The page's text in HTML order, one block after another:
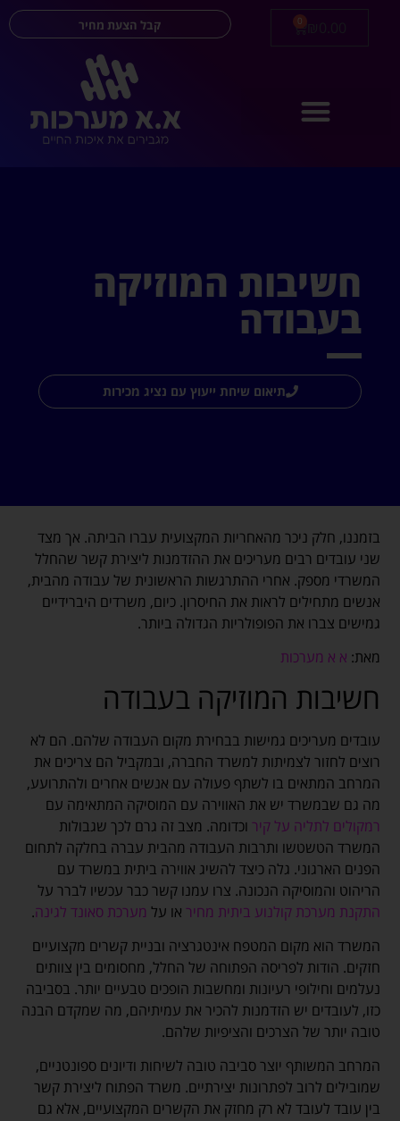
קבל הצעת מחיר 0
חשיבות המוזיקה
בעבודה
תיאום שיחת ייעוץ עם נציג מכירות
בזמננו, חלק ניכר מהאחריות המקצועית עברו הביתה. אך מצד
שני עובדים רבים מעריכים את ההזדמנות ליצירת קשר שהחלל
המשרדי מספק. אחרי ההתרגשות הראשונית של עבודה מהבית,
אנשים מתחילים לראות את החיסרון. כיום, משרדים היברידיים
גמישים צברו את הפופולריות הגדולה ביותר.
מאת: א א מערכות
חשיבות המוזיקה בעבודה
עובדים מעריכים גמישות בבחירת מקום העבודה שלהם. הם לא
רוצים לחזור לצמיתות למשרד החברה, ובמקביל הם צריכים את
המרחב המתאים בו לשתף פעולה עם אנשים אחרים ולהתרועע,
מה גם שבמשרד יש את האווירה עם המוסיקה המתאימה עם
רמקולים לתליה על קיר וכדומה. מצב זה גרם לכך שגבולות
המשרד הטשטשו ותרבות העבודה מהבית עברה בחלקה לתחום
הפנים הארגוני. גלה כיצד להשיג אווירה ביתית במשרד עם
הריהוט והמוסיקה הנכונה. צרו עמנו קשר כבר עכשיו לברר על
התקנת מערכת קולנוע ביתית מחיר או על מערכת סאונד לגינה.
המשרד הוא מקום המטפח אינטגרציה ובניית קשרים מקצועיים
חזקים. הודות לפריסה הפתוחה של החלל, מחסומים בין צוותים
נעלמים וחילופי רעיונות ומחשבות הופכים טבעיים יותר. בסביבה
כזו, לעובדים יש הזדמנות להכיר את עמיתיהם, מה שמקדם הבנה
טובה יותר של הצרכים והציפיות שלהם.
המרחב המשותף יוצר סביבה טובה לשיחות ודיונים ספונטניים,
שמובילים לרוב לפתרונות יצירתיים. משרד הפתוח ליצירת קשר
בין עובד לעובד לא רק מחזק את הקשרים המקצועיים, אלא גם